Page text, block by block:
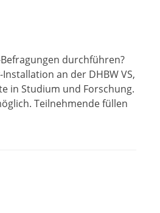
durchführen?
an der DHBW VS,
in Studium und Forschung.
Teilnehmende füllen